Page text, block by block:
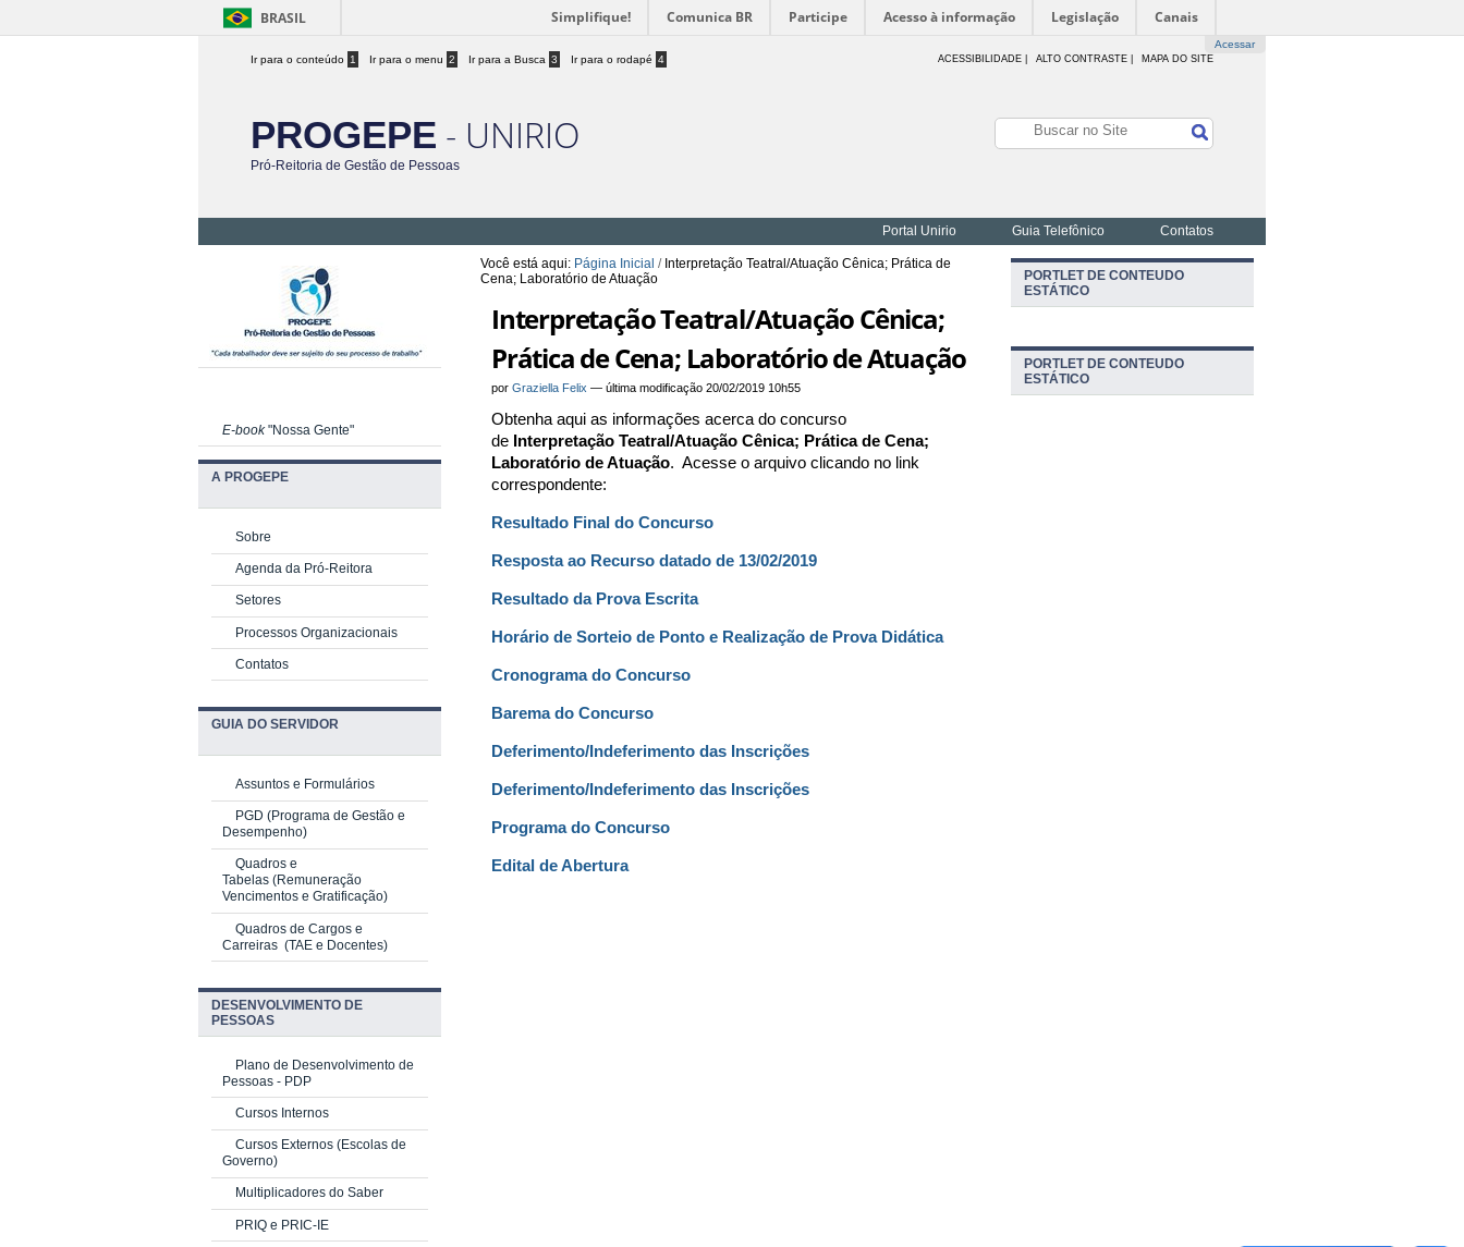
BRASIL Simplifique! Comunica BR Participe Acesso à informação Legislação Canais
Acessar
Ir para o conteúdo 1 Ir para o menu 2 Ir para a Busca 3 Ir para o rodapé 4 ACESSIBILIDADE ALTO CONTRASTE | MAPA DO SITE
PROGEPE - UNIRIO
Pró-Reitoria de Gestão de Pessoas
Portal Unirio Guia Telefônico Contatos
Você está aqui: Página Inicial / Interpretação Teatral/Atuação Cênica; Prática de
Cena; Laboratório de Atuação
Interpretação Teatral/Atuação Cênica;
Prática de Cena; Laboratório de Atuação
porGraziella Felix —última modificação 20/02/2019 10h55
Obtenha aqui as informações acerca do concurso
de Interpretação Teatral/Atuação Cênica; Prática de Cena;
Laboratório de Atuação. Acesse o arquivo clicando no link
correspondente:
Resultado Final do Concurso
Resposta ao Recurso datado de 13/02/2019
Resultado da Prova Escrita
Horário de Sorteio de Ponto e Realização de Prova Didática
Cronograma do Concurso
Barema do Concurso
Deferimento/Indeferimento das Inscrições
Deferimento/Indeferimento das Inscrições
Programa do Concurso
Edital de Abertura
E-book"Nossa Gente"
A PROGEPE
Sobre
Agenda da Pró-Reitora
Setores
Processos Organizacionais
Contatos
GUIA DO SERVIDOR
Assuntos e Formulários
PGD (Programa de Gestão e
Desempenho)
Quadros e
Tabelas (Remuneração
Vencimentos e Gratificação)
Quadros de Cargos e
Carreiras (TAE e Docentes)
DESENVOLVIMENTO DE
PESSOAS
Plano de Desenvolvimento de
Pessoas - PDP
Cursos Internos
Cursos Externos (Escolas de
Governo)
Multiplicadores do Saber
PRIQ e PRIC-IE
PORTLET DE CONTEUDO
ESTÁTICO
PORTLET DE CONTEUDO
ESTÁTICO